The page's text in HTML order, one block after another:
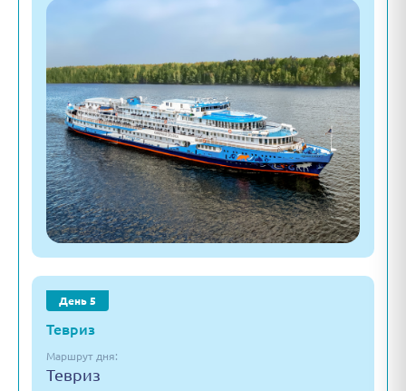
День 5
Тевриз
Маршрут дня:
Тевриз